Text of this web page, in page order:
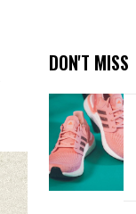
DON'T MISS